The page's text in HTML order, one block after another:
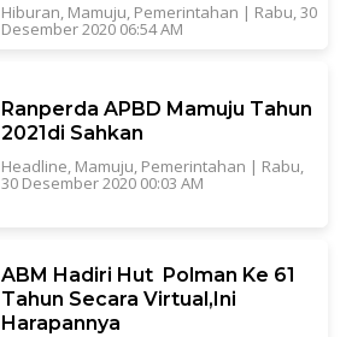
Hiburan, Mamuju, Pemerintahan | Rabu, 30
Desember 2020 06:54 AM
Ranperda APBD Mamuju Tahun
2021di Sahkan
Headline, Mamuju, Pemerintahan | Rabu,
30 Desember 2020 00:03 AM
ABM Hadiri Hut Polman Ke 61
Tahun Secara Virtual,Ini
Harapannya